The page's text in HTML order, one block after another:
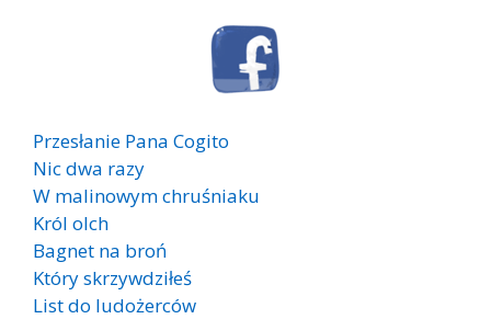
Przesłanie Pana Cogito
Nic dwa razy
W malinowym chruśniaku
Król olch
Bagnet na broń
Który skrzywdziłeś
List do ludożerców